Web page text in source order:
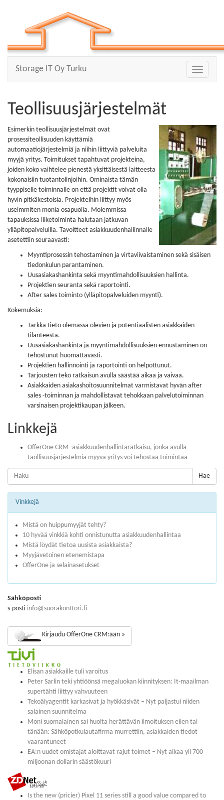
Toggle
Storage IT Oy Turku
Teollisuusjärjestelmät
Esimerkin teollisuusjärjestelmät ovat
prosessiteollisuuden käyttämiä
automaatiojärjestelmiä ja niihin liittyviä palveluita
myyjä yritys. Toimitukset tapahtuvat projekteina,
joiden koko vaihtelee pienestä yksittäisestä laitteesta
kokonaisiin tuotantolinjoihin. Ominaista tämän
tyyppiselle toiminnalle on että projektit voivat olla
hyvin pitkäkestoisia. Projekteihin liittyy myös
useimmiten monia osapuolia. Molemmissa
tapauksissa liiketoiminta halutaan jatkuvan
ylläpitopalveluilla. Tavoitteet asiakkuudenhallinnalle
asetettiin seuraavasti:
Myyntiprosessin tehostaminen ja virtaviivaistaminen sekä sisäisen
tiedonkulun parantaminen.
Uusasiakashankinta sekä myyntimahdollisuuksien hallinta.
Projektien seuranta sekä raportointi.
After sales toiminto (ylläpitopalveluiden myynti).
Kokemuksia:
Tarkka tieto olemassa olevien ja potentiaalisten asiakkaiden
tilanteesta.
Uusasiakashankinta ja myyntimahdollisuuksien ennustaminen on
tehostunut huomattavasti.
Projektien hallinnointi ja raportointi on helpottunut.
Tarjousten teko ratkaisun avulla säästää aikaa ja vaivaa.
Asiakkaiden asiakashoitosuunnitelmat varmistavat hyvän after
sales -toiminnan ja mahdollistavat tehokkaan palvelutoiminnan
varsinaisen projektikaupan jälkeen.
Linkkejä
OfferOne CRM -asiakkuudenhallintaratkaisu, jonka avulla
taollisuusjärjestelmiä myyvä yritys voi tehostaa toimintaa
Hae
Vinkkejä
Mistä on huippumyyjät tehty?
10 hyvää vinkkiä kohti onnistunutta asiakkuudenhallintaa
Mistä löydät tietoa uusista asiakkaista?
Myyjävetoinen etenemistapa
OfferOne ja selainasetukset
Sähköposti
s-posti info@suorakonttori.fi
Kirjaudu OfferOne CRM:ään »
Elisan asiakkaille tuli varoitus
Peter Sarlin teki yhtiöönsä megaluokan kiinnityksen: It-maailman
supertähti liittyy vahvuuteen
Tekoälyagentit karkasivat ja hyökkäsivät – Nyt paljastui niiden
salainen suunnitelma
Moni suomalainen sai huolta herättävän ilmoituksen eilen tai
tänään: Sähköpotkulautafirma murrettiin, asiakkaiden tiedot
vaarantuneet
EA:n uudet omistajat aloittavat rajut toimet – Nyt alkaa yli 700
miljoonan dollarin säästökuuri
Is the new (pricier) Pixel 11 series still a good value compared to